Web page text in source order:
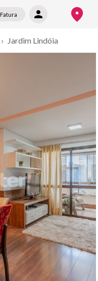
Fatura
› Jardim Lindóia